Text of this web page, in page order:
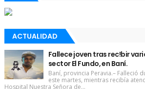
ACTUALIDAD
Fallece joven tras rec!bir
sector El Fundo, en Baní.
Baní, provincia Peravia.– Falleció
este martes, mientras recibía
Hospital Nuestra Señora de...